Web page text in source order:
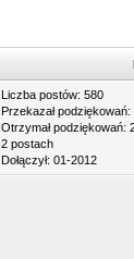
Liczba postów: 580
Przekazał podziękowań:
Otrzymał podziękowań:
2 postach
Dołączył: 01-2012